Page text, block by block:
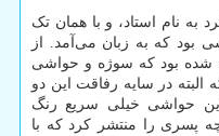
کرد به نام استاد، و با همان تک
بود که به زبان می‌آمد. از
شده بود که سوژه و حواشی
البته در سایه رفاقت این دو
این حواشی خیلی سریع رنگ
97 ابتدا آهنگ چه پسری را منتشر کرد که با